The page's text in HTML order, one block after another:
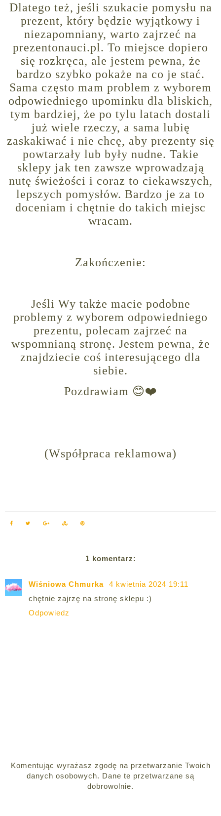
Dlatego też, jeśli szukacie pomysłu na
prezent, który będzie wyjątkowy i
niezapomniany, warto zajrzeć na
prezentonauci.pl. To miejsce dopiero
się rozkręca, ale jestem pewna, że
bardzo szybko pokaże na co je stać.
Sama często mam problem z wyborem
odpowiedniego upominku dla bliskich,
tym bardziej, że po tylu latach dostali
już wiele rzeczy, a sama lubię
zaskakiwać i nie chcę, aby prezenty się
powtarzały lub były nudne. Takie
sklepy jak ten zawsze wprowadzają
nutę świeżości i coraz to ciekawszych,
lepszych pomysłów. Bardzo je za to
doceniam i chętnie do takich miejsc
wracam.
Zakończenie:
Jeśli Wy także macie podobne
problemy z wyborem odpowiedniego
prezentu, polecam zajrzeć na
wspomnianą stronę. Jestem pewna, że
znajdziecie coś interesującego dla
siebie.
Pozdrawiam 😊❤️
(Współpraca reklamowa)
1 komentarz:
Wiśniowa Chmurka
4 kwietnia 2024 19:11
chętnie zajrzę na stronę sklepu :)
Odpowiedz
Komentując wyrażasz zgodę na przetwarzanie Twoich
danych osobowych. Dane te przetwarzane są
dobrowolnie.